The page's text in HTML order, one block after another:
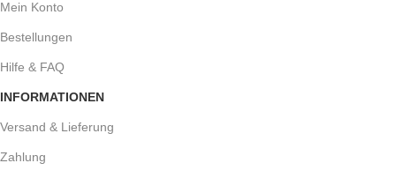
Mein Konto
Bestellungen
Hilfe & FAQ
INFORMATIONEN
Versand & Lieferung
Zahlung